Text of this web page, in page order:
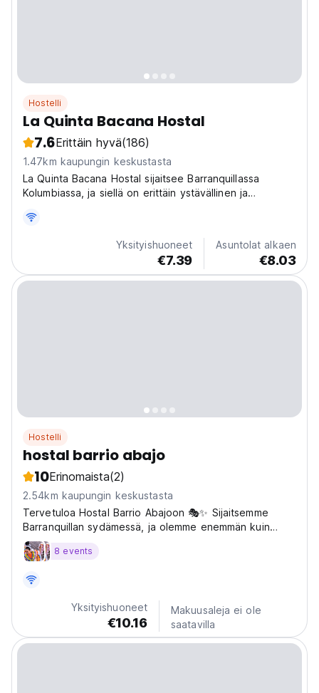
Hostelli
La Quinta Bacana Hostal
7.6Erittäin hyvä(186)
1.47km kaupungin keskustasta
La Quinta Bacana Hostal sijaitsee Barranquillassa
Kolumbiassa, ja siellä on erittäin ystävällinen ja
maailmaa.
Yksityishuoneet
€7.39
Asuntolat alkaen
€8.03
Hostelli
hostal barrio abajo
10Erinomaista(2)
2.54km kaupungin keskustasta
Tervetuloa Hostal Barrio Abajoon 🎭✨ Sijaitsemme
Barranquillan sydämessä, ja olemme enemmän kuin
pelkkä majapaikka – olemme kulttuuritila, jossa pääset
kosketuksiin Kolumbian Karibian todellisen olemuksen
yhteisöön...
8 events
Yksityishuoneet
€10.16
Makuusaleja ei ole
saatavilla